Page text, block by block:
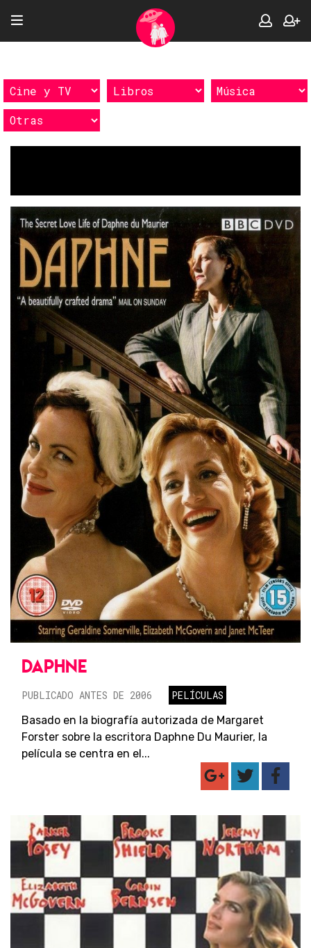
DAPHNE
PUBLICADO ANTES DE 2006
PELÍCULAS
Basado en la biografía autorizada de Margaret
Forster sobre la escritora Daphne Du Maurier, la
película se centra en el...